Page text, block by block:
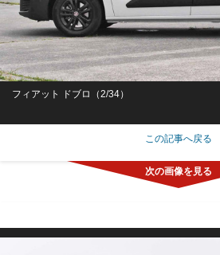
フィアット ドブロ（2/34）
この記事へ戻る